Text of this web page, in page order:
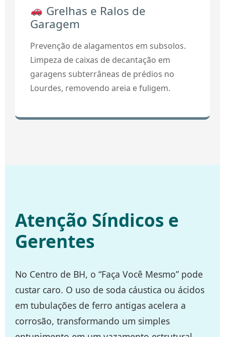
Grelhas e Ralos de
Garagem
Prevenção de alagamentos em subsolos.
Limpeza de caixas de decantação em
garagens subterrâneas de prédios no
Lourdes, removendo areia e fuligem.
Atenção Síndicos e
Gerentes
No Centro de BH, o “Faça Você Mesmo” pode
custar caro. O uso de soda cáustica ou ácidos
em tubulações de ferro antigas acelera a
corrosão, transformando um simples